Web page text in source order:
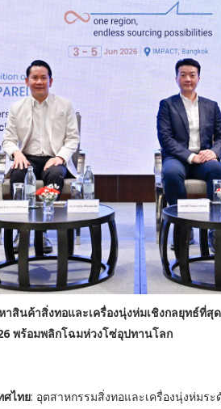
าสินค้าสิ่งทอและเครื่องนุ่งห่มเชิงกลยุทธ์ที่
พร้อมพลิกโฉมห่วงโซ่อุปทานโลก
ศไทย: อุตสาหกรรมสิ่งทอและเครื่องนุ่งห่มร